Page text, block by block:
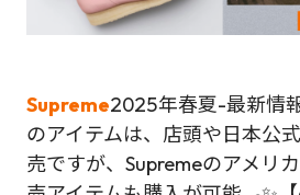
Supreme2025年春夏-最新情
のアイテムは、店頭や日本公
売ですが、Supremeのアメリ